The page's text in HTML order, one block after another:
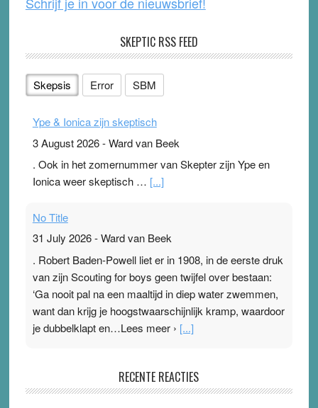
SKEPTIC RSS FEED
Skepsis Error SBM
Ype & Ionica zijn skeptisch
3 August 2026-Ward van Beek
. Ook in het zomernummer van Skepter zijn Ype en
Ionica weer skeptisch … [...]
No Title
31 July 2026-Ward van Beek
. Robert Baden-Powell liet er in 1908, in de eerste druk
van zijn Scouting for boys geen twijfel over bestaan:
‘Ga nooit pal na een maaltijd in diep water zwemmen,
want dan krijg je hoogstwaarschijnlijk kramp, waardoor
je dubbelklapt en…Lees meer › [...]
Ward van Beek
RECENTE REACTIES